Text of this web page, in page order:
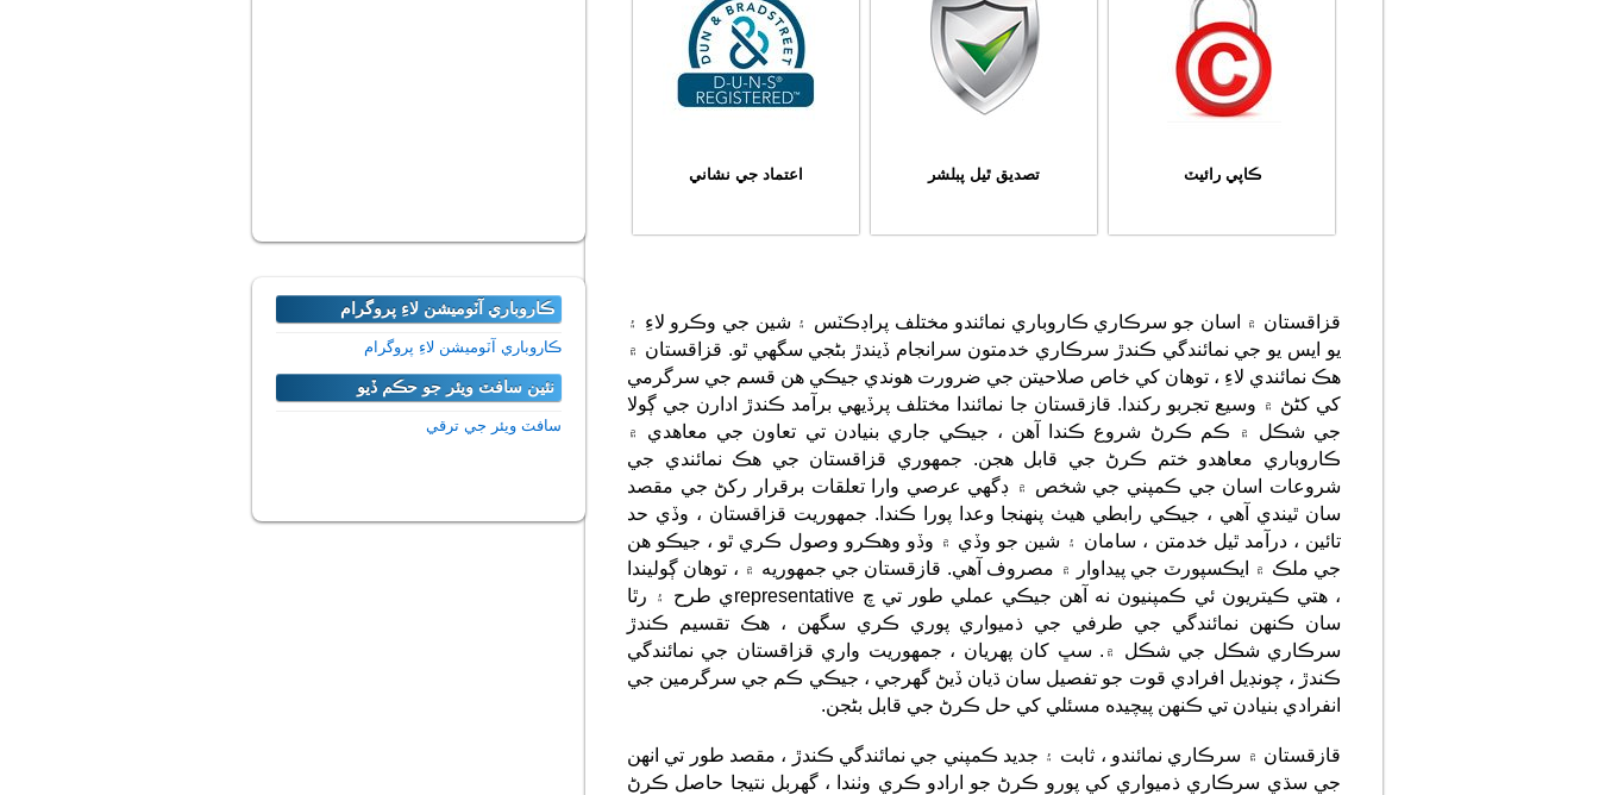
ڪاپي رائيٽ تصديق ٿيل پبلشر اعتماد جي نشاني
قزاقستان ۾ اسان جو سرڪاري ڪاروباري نمائندو مختلف پراڊڪٽس ۽ شين جي وڪرو لاءِ ۽
يو ايس يو جي نمائندگي ڪندڙ سرڪاري خدمتون سرانجام ڏيندڙ بڻجي سگھي ٿو. قزاقستان ۾
هڪ نمائندي لاءِ ، توهان کي خاص صلاحيتن جي ضرورت هوندي جيڪي هن قسم جي سرگرمي
کي کڻڻ ۾ وسيع تجربو رکندا. قازقستان جا نمائندا مختلف پرڏيهي برآمد ڪندڙ ادارن جي ڳولا
جي شڪل ۾ ڪم ڪرڻ شروع ڪندا آهن ، جيڪي جاري بنيادن تي تعاون جي معاهدي ۾
ڪاروباري معاهدو ختم ڪرڻ جي قابل هجن. جمهوري قزاقستان جي هڪ نمائندي جي
شروعات اسان جي ڪمپني جي شخص ۾ ڊگهي عرصي وارا تعلقات برقرار رکڻ جي مقصد
سان ٿيندي آهي ، جيڪي رابطي هيٺ پنهنجا وعدا پورا ڪندا. جمهوريت قزاقستان ، وڏي حد
تائين ، درآمد ٿيل خدمتن ، سامان ۽ شين جو وڏي ۾ وڏو وهڪرو وصول ڪري ٿو ، جيڪو هن
جي ملڪ ۾ ايڪسپورٽ جي پيداوار ۾ مصروف آهي. قازقستان جي جمهوريه ۾ ، توهان ڳوليندا
، هتي ڪيتريون ئي ڪمپنيون نه آهن جيڪي عملي طور تي چ representativeي طرح ۽ رٿا
سان ڪنهن نمائندگي جي طرفي جي ذميواري پوري ڪري سگھن ، هڪ تقسيم ڪندڙ
سرڪاري شڪل جي شڪل ۾. سڀ کان پهريان ، جمهوريت واري قزاقستان جي نمائندگي
ڪندڙ ، چونڊيل افرادي قوت جو تفصيل سان ڌيان ڏيڻ گهرجي ، جيڪي ڪم جي سرگرمين جي
انفرادي بنيادن تي ڪنهن پيچيده مسئلي کي حل ڪرڻ جي قابل بڻجن.
قازقستان ۾ سرڪاري نمائندو ، ثابت ۽ جديد ڪمپني جي نمائندگي ڪندڙ ، مقصد طور تي انهن
جي سڌي سرڪاري ذميواري کي پورو ڪرڻ جو ارادو ڪري وٺندا ، گهربل نتيجا حاصل ڪرڻ
ڪاروباري آٽوميشن لاءِ پروگرام
ڪاروباري آٽوميشن لاءِ پروگرام
نئين سافٽ ويئر جو حڪم ڏيو
سافٽ ويئر جي ترقي